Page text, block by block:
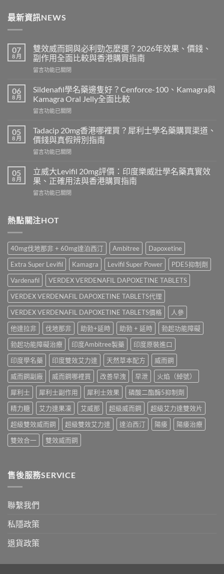
最新資訊NEWS
07
8 月
雙效威而鋼與必利勁怎麼選？2026年效果、價錢、
副作用全面比較與香港購買指南
在
效
威
而
鋼
必
利
勁
怎
選？
2026
效
錢、
用
全
面
比
較
與
香
港
購
買
指
南〉
中
留言功能已關閉
06
8 月
Sildenafil學名藥邊隻好？Cenforce-100、Kamagra與
Kamagra Oral Jelly全面比較
在
學
名
藥
邊
好？
Cenforce-
100、
Kamagra
Oral
面
比
較〉
中
留言功能已關閉
05
8 月
Tadacip 20mg香港哪裡買？犀利士學名藥購買渠道、
價錢與真假辨別指南
在
20mg
香
港
哪
犀
學
名
購
買
渠
道、
價
錢
與
真
假
辨
別
指
南〉
中
留言功能已關閉
05
8 月
立威大Levifil 20mg評價：印度樂威壯學名藥真實效
果、正確用法與香港購買指南
在
大
Levifil
評
價：
印
度
樂
威
壯
學
名
藥
真
實
效
果、
正
確
用
法
香
港
購
買
南〉
留言功能已關閉
熱點關注HOT
40mg伐地那非 + 60mg達泊西汀 Ambitree
Dapoxetine
Extra Super Levifil
Kamagra Levifil Super Power
PDE5抑制劑
Vardenafil
VERDEX VERDENAFIL DAPOXETINE TABLETS
VERDEX VERDENAFIL DAPOXETINE TABLETS代理
VERDEX VERDENAFIL DAPOXETINE TABLETS價格
人參
他達拉非
伐地那非 助勃+延時 助勃 + 延時
勃起功能障礙
勃起功能障礙治療
印度Ambitree製藥
印度原裝進口
印度學名藥
印度雙效艾力達 天然草本配方
威而鋼
威而鋼副廠
威而鋼哪裡買 改善早洩 早泄
火焰（綽號）
犀利士
犀利士副作用 犀利士效果
磷酸二酯酶5抑制劑
精力糖
艾力達果凍 艾威那 超級威而鋼
超級艾力達雙效片
超級雙效威而鋼
超級雙效艾力達 達泊西汀 陽痿
陽痿治療
雙效合一
雙效威而鋼
售後服務SERVICE
聯繫我們
私隱政策
退貨政策